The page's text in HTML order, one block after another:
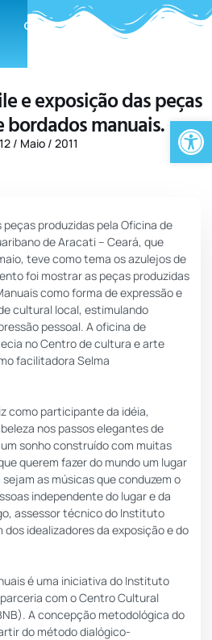
e exposição das peças
bordados manuais.
12 / Maio / 2011
produzidas pela Oficina de
de Aracati – Ceará, que
teve como tema os azulejos de
foi mostrar as peças produzidas
como forma de expressão e
cultural local, estimulando
pessoal. A oficina de
no Centro de cultura e arte
facilitadora Selma
como participante da idéia,
nos passos elegantes de
sonho construído com muitas
querem fazer do mundo um lugar
as músicas que conduzem o
independente do lugar e da
assessor técnico do Instituto
dos idealizadores da exposição e do
é uma iniciativa do Instituto
com o Centro Cultural
A concepção metodológica do
do método dialógico-